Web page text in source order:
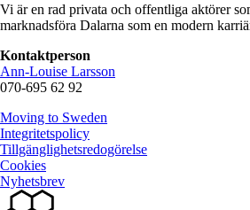
Vi är en rad privata och offentliga aktörer
marknadsföra Dalarna som en modern
Kontaktperson
Ann-Louise Larsson
070-695 62 92
Moving to Sweden
Integritetspolicy
Tillgänglighetsredogörelse
Cookies
Nyhetsbrev